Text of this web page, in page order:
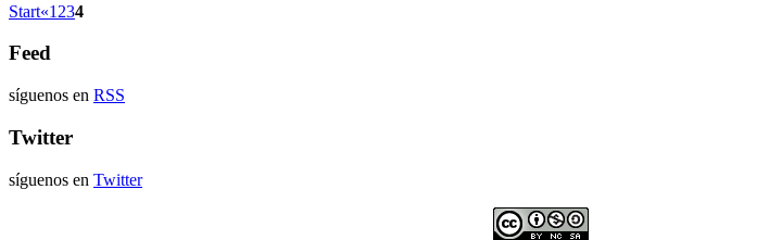
Start«1 234
Feed
síguenos en RSS
Twitter
síguenos en Twitter